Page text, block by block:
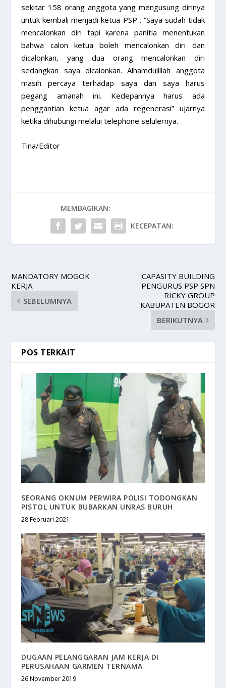
sekitar 158 orang anggota yang mengusung dirinya
untuk kembali menjadi ketua PSP . “Saya sudah tidak
mencalonkan diri tapi karena panitia menentukan
bahwa calon ketua boleh mencalonkan diri dan
dicalonkan, yang dua orang mencalonkan diri
sedangkan saya dicalonkan. Alhamdulillah anggota
masih percaya terhadap saya dan saya harus
pegang amanah ini. Kedepannya harus ada
penggantian ketua agar ada regenerasi” ujarnya
ketika dihubungi melalui telephone selulernya.
Tina/Editor
MEMBAGIKAN:
KECEPATAN:
MANDATORY MOGOK
KERJA
SEBELUMNYA
CAPASITY BUILDING
PENGURUS PSP SPN
RICKY GROUP
KABUPATEN BOGOR
BERIKUTNYA
POS TERKAIT
SEORANG OKNUM PERWIRA POLISI TODONGKAN
PISTOL UNTUK BUBARKAN UNRAS BURUH
28 Februari 2021
DUGAAN PELANGGARAN JAM KERJA DI
PERUSAHAAN GARMEN TERNAMA
26 November 2019